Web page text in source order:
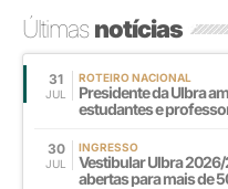
Últimasnotícias
31
JUL
ROTEIRO NACIONAL
Presidente da Ulbra
estudantes e
30
JUL
INGRESSO
Vestibular Ulbra
abertas para mais de